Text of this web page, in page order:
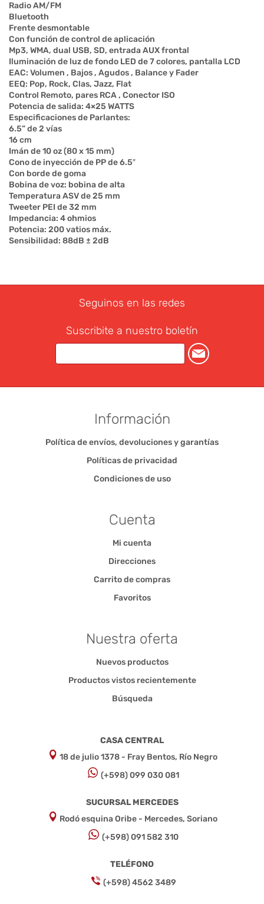
Radio AM/FM
Bluetooth
Frente desmontable
Con función de control de aplicación
Mp3, WMA, dual USB, SD, entrada AUX frontal
Iluminación de luz de fondo LED de 7 colores, pantalla LCD
EAC: Volumen , Bajos , Agudos , Balance y Fader
EEQ: Pop, Rock, Clas, Jazz, Flat
Control Remoto, pares RCA , Conector ISO
Potencia de salida: 4×25 WATTS
Especificaciones de Parlantes:
6.5” de 2 vías
16 cm
Imán de 10 oz (80 x 15 mm)
Cono de inyección de PP de 6.5″
Con borde de goma
Bobina de voz: bobina de alta
Temperatura ASV de 25 mm
Tweeter PEI de 32 mm
Impedancia: 4 ohmios
Potencia: 200 vatios máx.
Sensibilidad: 88dB ± 2dB
Seguinos en las redes
Suscribite a nuestro boletín
Información
Política de envíos, devoluciones y garantías
Políticas de privacidad
Condiciones de uso
Cuenta
Mi cuenta
Direcciones
Carrito de compras
Favoritos
Nuestra oferta
Nuevos productos
Productos vistos recientemente
Búsqueda
CASA CENTRAL
18 de julio 1378 - Fray Bentos, Río Negro
(+598) 099 030 081
SUCURSAL MERCEDES
Rodó esquina Oribe - Mercedes, Soriano
(+598) 091 582 310
TELÉFONO
(+598) 4562 3489